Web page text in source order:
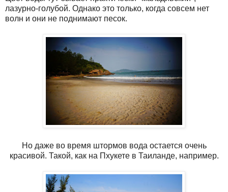
лазурно-голубой. Однако это только, когда совсем нет
волн и они не поднимают песок.
Но даже во время штормов вода остается очень
красивой. Такой, как на Пхукете в Таиланде, например.